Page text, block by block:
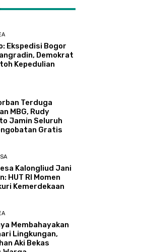
Ekspedisi Bogor
Demokrat
Kepedulian
Terduga
MBG, Rudy
Jamin Seluruh
Gratis
Kalongliud Jani
HUT RI Momen
Kemerdekaan
Membahayakan
Lingkungan,
Aki Bekas